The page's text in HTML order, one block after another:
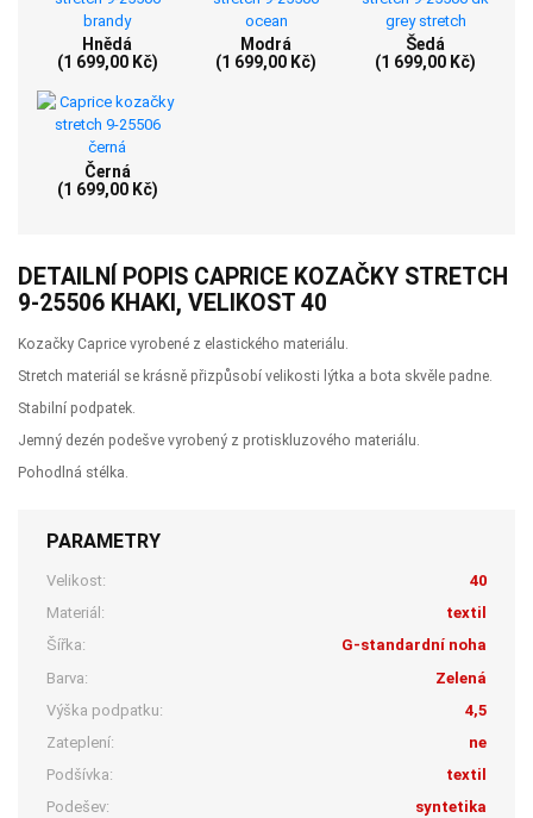
Hnědá
(1 699,00 Kč)
Modrá
(1 699,00 Kč)
Šedá
(1 699,00 Kč)
Černá
(1 699,00 Kč)
DETAILNÍ POPIS CAPRICE KOZAČKY STRETCH
9-25506 KHAKI, VELIKOST 40
Kozačky Caprice vyrobené z elastického materiálu.
Stretch materiál se krásně přizpůsobí velikosti lýtka a bota skvěle padne.
Stabilní podpatek.
Jemný dezén podešve vyrobený z protiskluzového materiálu.
Pohodlná stélka.
PARAMETRY
Velikost:
40
Materiál:
textil
Šířka:
G-standardní noha
Barva:
Zelená
Výška podpatku:
4,5
Zateplení:
ne
Podšívka:
textil
Podešev:
syntetika